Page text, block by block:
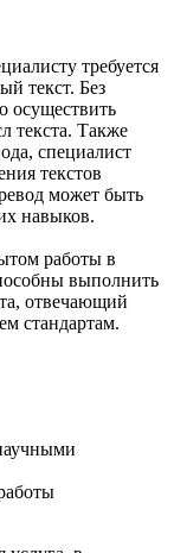
требуется
текст. Без
осуществить
текста. Также
специалист
текстов
может быть
навыков.
работы в
выполнить
отвечающий
стандартам.